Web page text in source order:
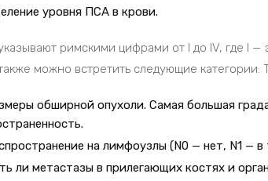
уровня ПСА в крови.
римскими цифрами от I до IV, где I —
можно встретить следующие категории:
обширной опухоли. Самая большая
на лимфоузлы (N0 — нет, N1 —
ли метастазы в прилегающих костях и